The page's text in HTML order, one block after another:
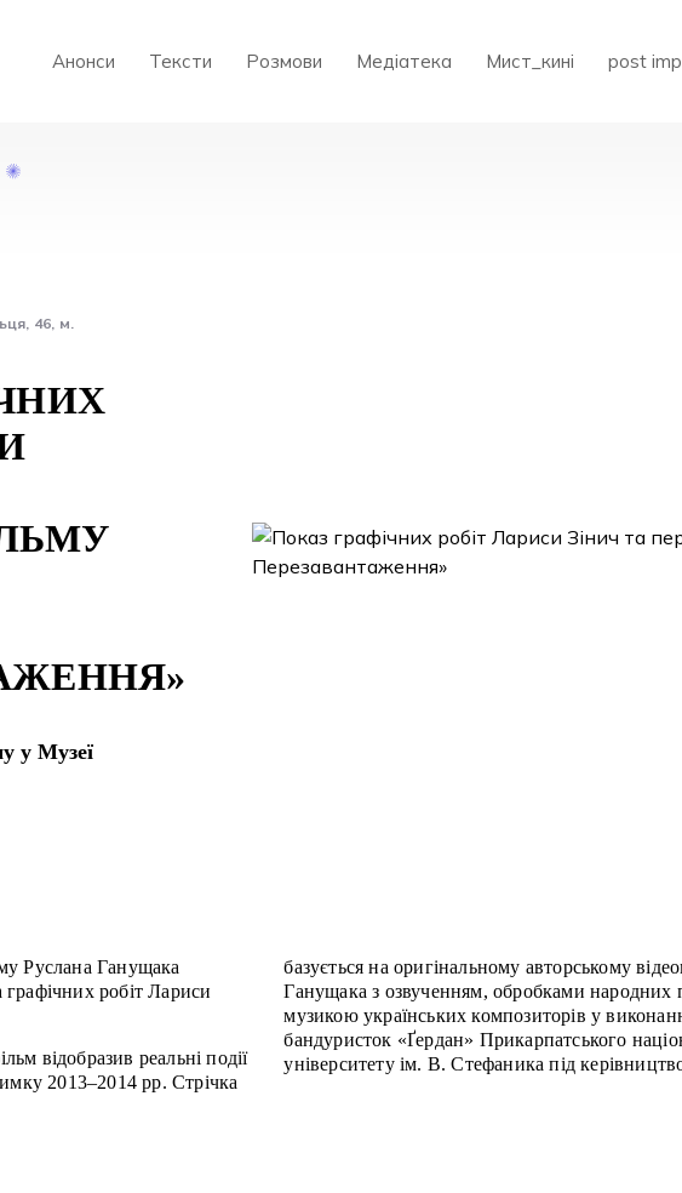
Анонси Тексти Розмови Медіатека Мист_кині post
ФІЛЬМУ
ПЕРЕЗАВАНТАЖЕННЯ»
46, м.
у Музеї
Руслана Ганущака
робіт Лариси
відобразив реальні події
2013–2014 рр. Стрічка
базується на оригінальному авторському
Ганущака з озвученням, обробками народних
музикою українських композиторів у
бандуристок «Ґердан» Прикарпатського
університету ім. В. Стефаника під